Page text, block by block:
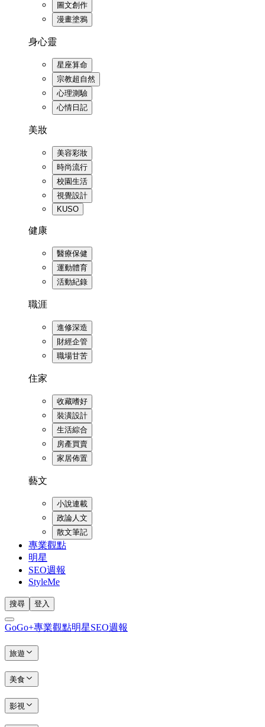
圖文創作
漫畫塗鴉
身心靈
星座算命
宗教超自然
心理測驗
心情日記
美妝
美容彩妝
時尚流行
校園生活
視覺設計
KUSO
健康
醫療保健
運動體育
活動紀錄
職涯
進修深造
財經企管
職場甘苦
住家
收藏嗜好
裝潢設計
生活綜合
房產買賣
家居佈置
藝文
小說連載
政論人文
散文筆記
專業觀點
明星
SEO週報
StyleMe
搜尋 登入
GoGo+專業觀點明星SEO週報
旅遊
美食
影視